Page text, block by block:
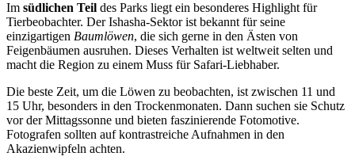
Im südlichen Teil des Parks liegt ein besonderes Highlight für
Tierbeobachter. Der Ishasha-Sektor ist bekannt für seine
einzigartigen Baumlöwen, die sich gerne in den Ästen von
Feigenbäumen ausruhen. Dieses Verhalten ist weltweit selten und
macht die Region zu einem Muss für Safari-Liebhaber.
Die beste Zeit, um die Löwen zu beobachten, ist zwischen 11 und
15 Uhr, besonders in den Trockenmonaten. Dann suchen sie Schutz
vor der Mittagssonne und bieten faszinierende Fotomotive.
Fotografen sollten auf kontrastreiche Aufnahmen in den
Akazienwipfeln achten.